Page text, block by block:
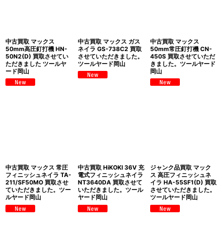
中古買取 マックス
50mm高圧釘打機 HN-
50N2(D) 買取させてい
ただきました ツールヤ
ード岡山
中古買取 マックス ガス
ネイラ GS-738C2 買取
させていただきました。
ツールヤード岡山
中古買取 マックス
50mm常圧釘打機 CN-
450S 買取させていただ
きました。ツールヤード
岡山
中古買取 マックス 常圧
フィニッシュネイラ TA-
211/SF50MO 買取させ
ていただきました。ツー
ルヤード岡山
中古買取 HiKOKI 36V 充
電式フィニッシュネイラ
NT3640DA 買取させて
いただきました。ツール
ヤード岡山
ジャンク品買取 マック
ス 高圧フィニッシュネ
イラ HA-55SF1(D) 買取
させていただきました。
ツールヤード岡山